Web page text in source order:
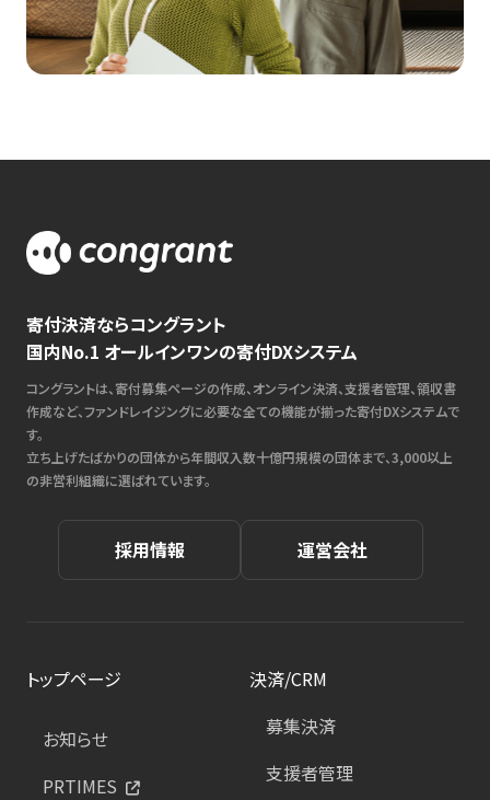
寄付決済ならコングラント
国内No.1 オールインワンの寄付DXシステム
コングラントは、寄付募集ページの作成、オンライン決済、支援者管理、領収書
作成など、ファンドレイジングに必要な全ての機能が揃った寄付DXシステムで
す。
立ち上げたばかりの団体から年間収入数十億円規模の団体まで、3,000以上
の非営利組織に選ばれています。
採用情報 運営会社
トップページ
お知らせ
PRTIMES
決済/CRM
募集決済
支援者管理